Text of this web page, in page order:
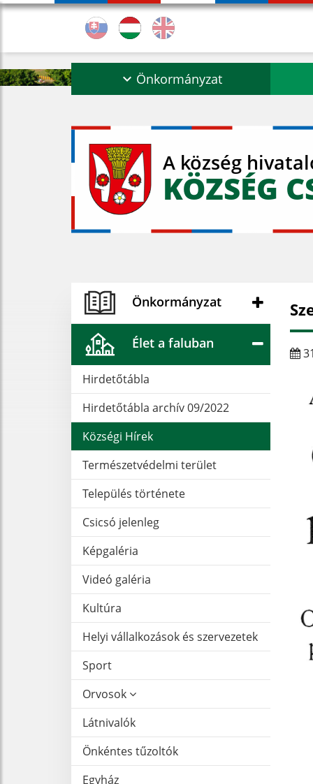
Önkormányzat
A község
KÖZSÉG
Önkormányzat
Élet a faluban
Hirdetőtábla
Hirdetőtábla archív 09/2022
Községi Hírek
Természetvédelmi terület
Település története
Csicsó jelenleg
Képgaléria
Videó galéria
Kultúra
Helyi vállalkozások és szervezetek
Sport
Orvosok
Látnivalók
Önkéntes tűzoltók
Egyház